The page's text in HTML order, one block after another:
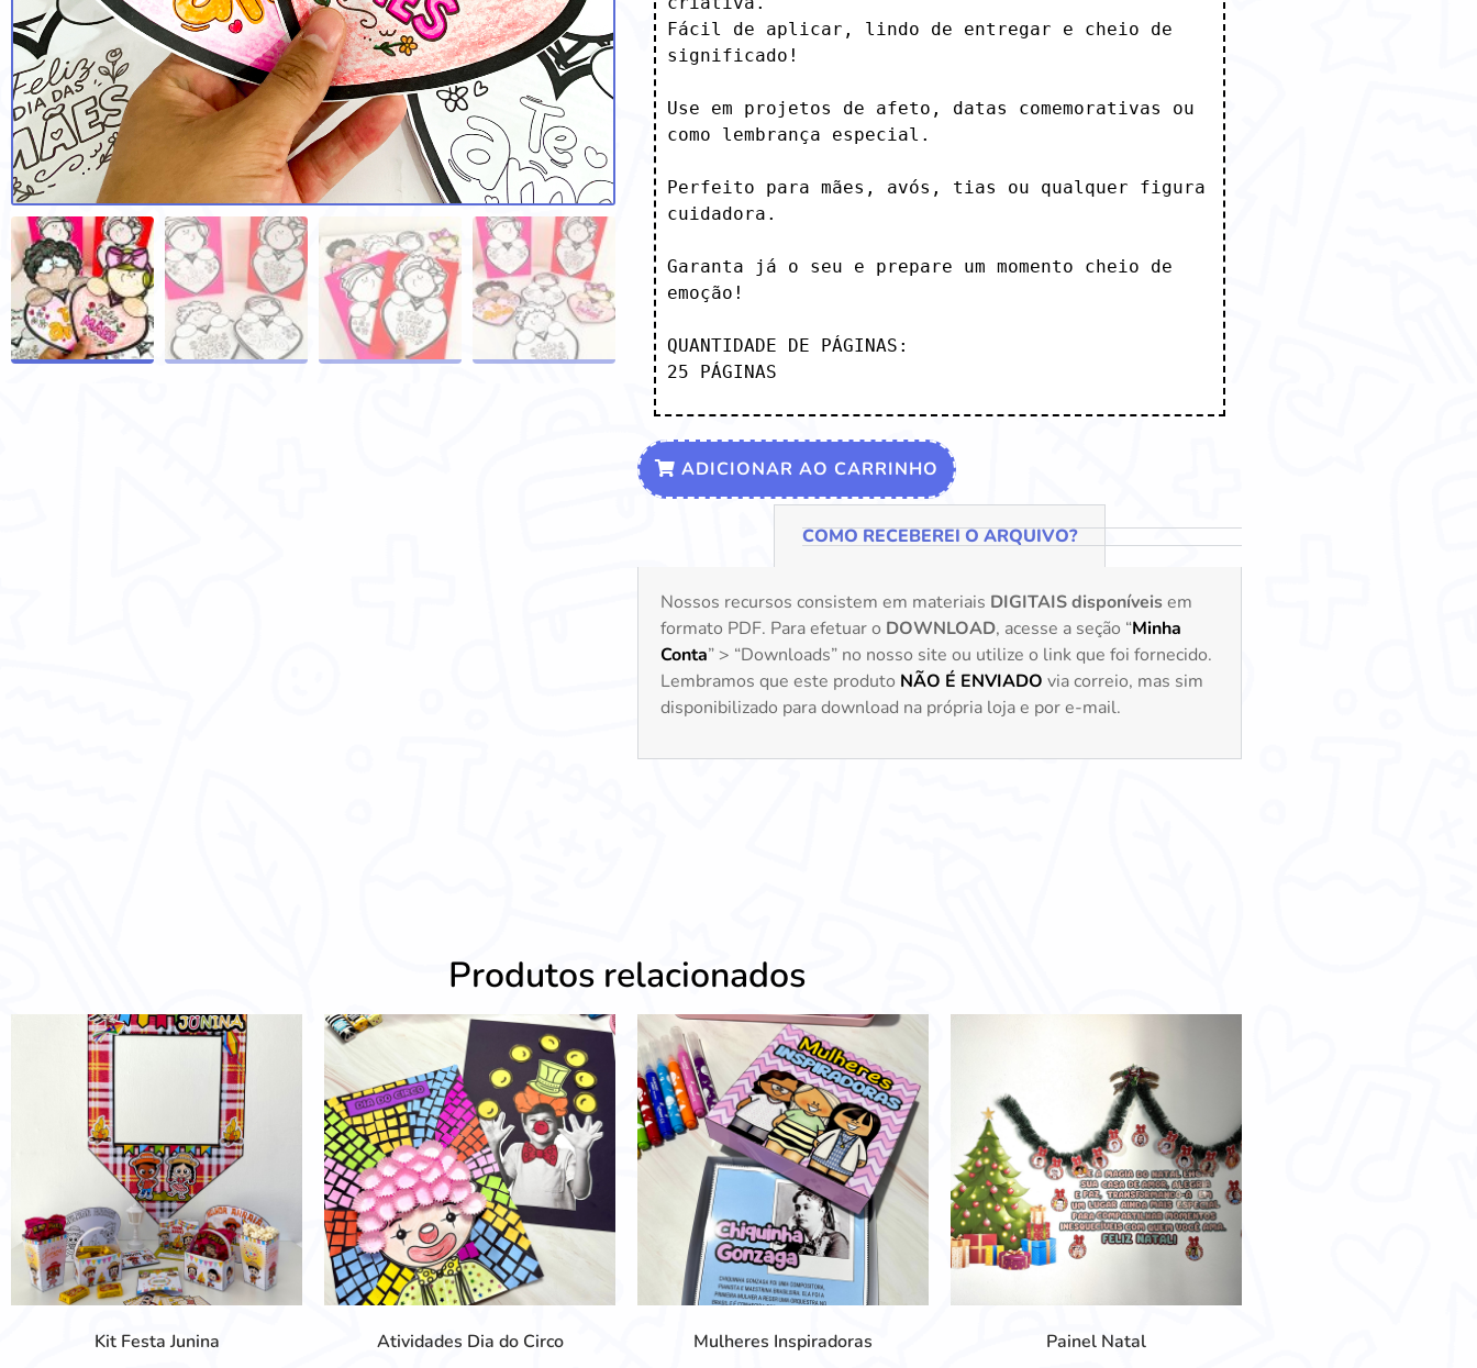
Fácil de aplicar, lindo de entregar e cheio de
significado!
Use em projetos de afeto, datas comemorativas ou
como lembrança especial.
Perfeito para mães, avós, tias ou qualquer figura
cuidadora.
Garanta já o seu e prepare um momento cheio de
emoção!
QUANTIDADE DE PÁGINAS:
25 PÁGINAS
ADICIONAR AO CARRINHO
COMO RECEBEREI O ARQUIVO?
Nossos recursos consistem em materiais DIGITAIS disponíveisem
formato PDF. Para efetuar o DOWNLOAD, acesse a seção “Minha
Conta” > “Downloads” no nosso site ou utilize o link que foi fornecido.
Lembramos que este produto NÃO É ENVIADO via correio, mas sim
disponibilizado para download na própria loja e por e-mail.
Produtos relacionados
Kit Festa Junina Atividades Dia do Circo Mulheres Inspiradoras Painel Natal